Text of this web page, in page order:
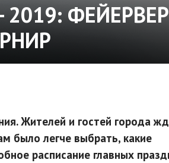
Жителей и гостей города
было легче выбрать, какие
расписание главных